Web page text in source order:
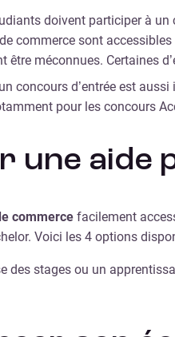
doivent participer à
commerce sont
être méconnues. Certaines
concours d’entrée est
pour les concours
une aide
commerce facilement
Voici les 4 options
des stages ou un